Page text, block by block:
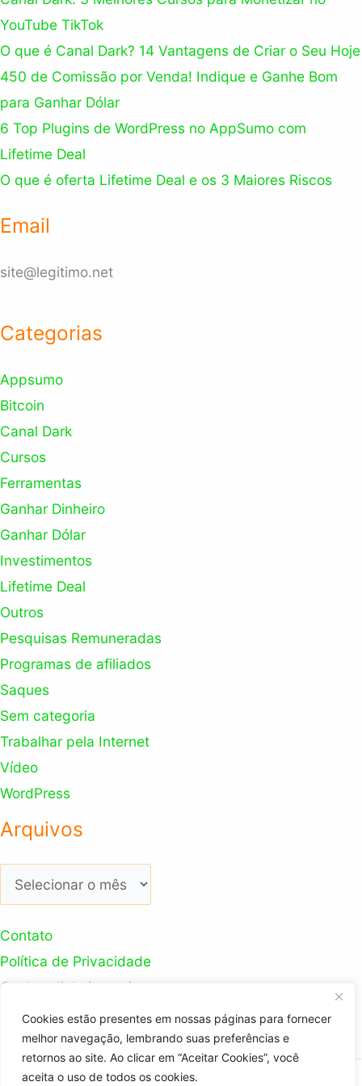
Cookies estão presentes em nossas páginas para fornecer
melhor navegação, lembrando suas preferências e
retornos ao site. Ao clicar em “Aceitar Cookies”, você
aceita o uso de todos os cookies.
YouTube TikTok
O que é Canal Dark? 14 Vantagens de Criar o Seu Hoje
450 de Comissão por Venda! Indique e Ganhe Bom
para Ganhar Dólar
6 Top Plugins de WordPress no AppSumo com
Lifetime Deal
O que é oferta Lifetime Deal e os 3 Maiores Riscos
Email
site@legitimo.net
Categorias
Appsumo
Bitcoin
Canal Dark
Cursos
Ferramentas
Ganhar Dinheiro
Ganhar Dólar
Investimentos
Lifetime Deal
Outros
Pesquisas Remuneradas
Programas de afiliados
Saques
Sem categoria
Trabalhar pela Internet
Vídeo
WordPress
Arquivos
Arquivos
Contato
Política de Privacidade
Ganhar dinheiro na internet
Nosso Canal Youtube